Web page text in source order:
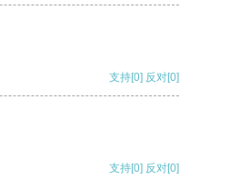
支持[0] 反对[0]
支持[0] 反对[0]